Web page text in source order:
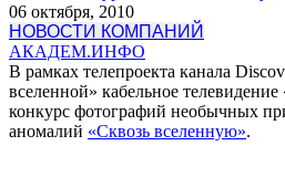
06 октября, 2010
НОВОСТИ КОМПАНИЙ
АКАДЕМ.ИНФО
В рамках телепроекта канала
вселенной» кабельное
конкурс фотографий необычных
аномалий «Сквозь вселенную».